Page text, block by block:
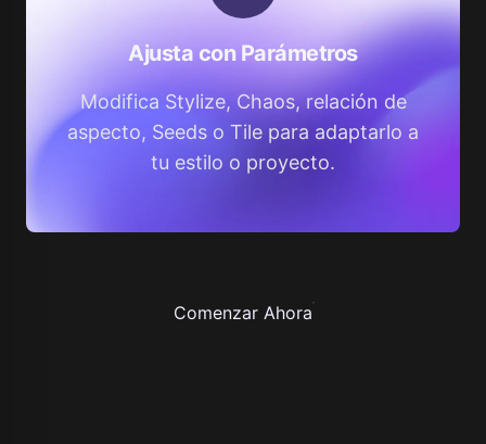
Ajusta con Parámetros
Modifica Stylize, Chaos, relación de
aspecto, Seeds o Tile para adaptarlo a
tu estilo o proyecto.
Comenzar Ahora